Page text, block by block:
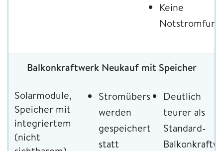
Keine
Balkonkraftwerk Neukauf mit Speicher
Solarmodule,
Speicher mit
integriertem
(nicht
Stromüberschüsse
werden
gespeichert
statt
Deutlich
teurer als
Standard-